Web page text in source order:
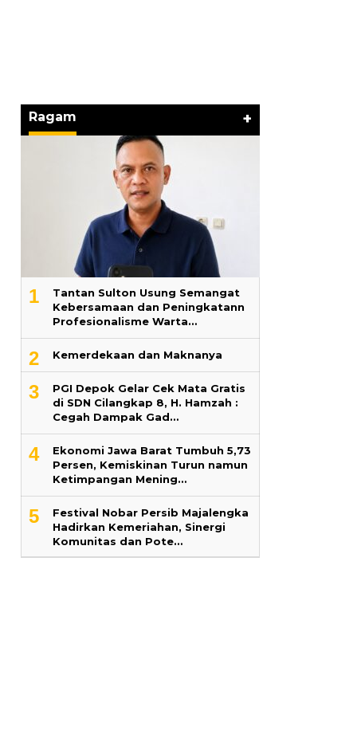
Ragam +
1
‎Tantan Sulton Usung Semangat
Kebersamaan dan Peningkatann
Profesionalisme Warta…
2 Kemerdekaan dan Maknanya
3
PGI Depok Gelar Cek Mata Gratis
di SDN Cilangkap 8, H. Hamzah :
Cegah Dampak Gad…
4
Ekonomi Jawa Barat Tumbuh 5,73
Persen, Kemiskinan Turun namun
Ketimpangan Mening…
5
Festival Nobar Persib Majalengka
Hadirkan Kemeriahan, Sinergi
Komunitas dan Pote…